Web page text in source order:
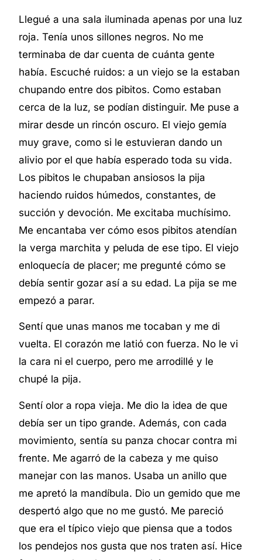
Llegué a una sala iluminada apenas por una luz
roja. Tenía unos sillones negros. No me
terminaba de dar cuenta de cuánta gente
había. Escuché ruidos: a un viejo se la estaban
chupando entre dos pibitos. Como estaban
cerca de la luz, se podían distinguir. Me puse a
mirar desde un rincón oscuro. El viejo gemía
muy grave, como si le estuvieran dando un
alivio por el que había esperado toda su vida.
Los pibitos le chupaban ansiosos la pija
haciendo ruidos húmedos, constantes, de
succión y devoción. Me excitaba muchísimo.
Me encantaba ver cómo esos pibitos atendían
la verga marchita y peluda de ese tipo. El viejo
enloquecía de placer; me pregunté cómo se
debía sentir gozar así a su edad. La pija se me
empezó a parar.
Sentí que unas manos me tocaban y me di
vuelta. El corazón me latió con fuerza. No le vi
la cara ni el cuerpo, pero me arrodillé y le
chupé la pija.
Sentí olor a ropa vieja. Me dio la idea de que
debía ser un tipo grande. Además, con cada
movimiento, sentía su panza chocar contra mi
frente. Me agarró de la cabeza y me quiso
manejar con las manos. Usaba un anillo que
me apretó la mandíbula. Dio un gemido que me
despertó algo que no me gustó. Me pareció
que era el típico viejo que piensa que a todos
los pendejos nos gusta que nos traten así. Hice